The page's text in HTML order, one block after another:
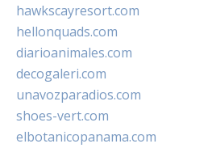
hawkscayresort.com
hellonquads.com
diarioanimales.com
decogaleri.com
unavozparadios.com
shoes-vert.com
elbotanicopanama.com